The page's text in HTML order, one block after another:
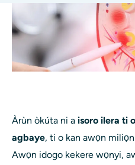
Àrùn òkúta ni a isoro ilera ti
agbaye, ti o kan awọn
Awọn idogo kekere wọnyi,